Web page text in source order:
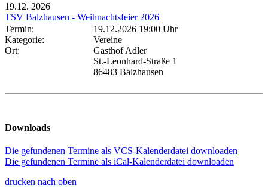
19.12. 2026
TSV Balzhausen - Weihnachtsfeier 2026
Termin:
19.12.2026 19:00 Uhr
Kategorie:
Vereine
Ort:
Gasthof Adler
St.-Leonhard-Straße 1
86483 Balzhausen
Downloads
Die gefundenen Termine als VCS-Kalenderdatei downloaden
Die gefundenen Termine als iCal-Kalenderdatei downloaden
drucken nach oben